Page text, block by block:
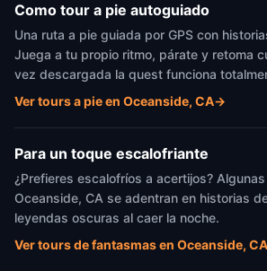
Como tour a pie autoguiado
Una ruta a pie guiada por GPS con
Juega a tu propio ritmo, párate y retoma
vez descargada la quest funciona
Ver tours a pie en Oceanside, CA→
Para un toque escalofriante
¿Prefieres escalofríos a acertijos?
Oceanside, CA se adentran en historias
leyendas oscuras al caer la noche.
Ver tours de fantasmas en Oceanside, CA